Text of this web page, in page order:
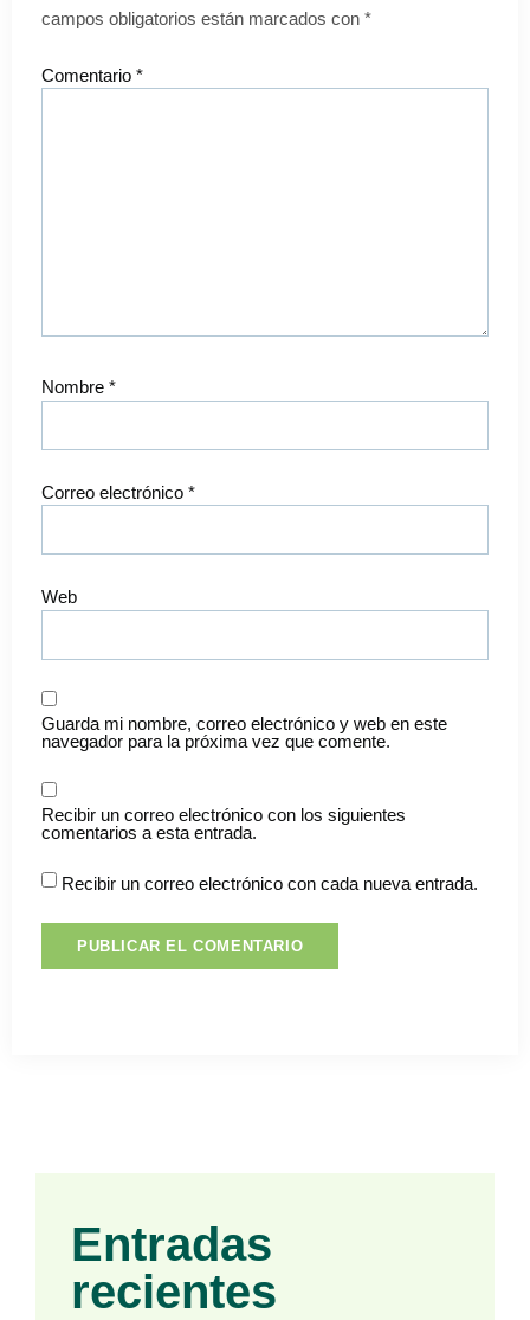
campos obligatorios están marcados con *
Comentario *
Nombre *
Correo electrónico *
Web
Guarda mi nombre, correo electrónico y web en este
navegador para la próxima vez que comente.
Recibir un correo electrónico con los siguientes
comentarios a esta entrada.
Recibir un correo electrónico con cada nueva entrada.
Entradas
recientes